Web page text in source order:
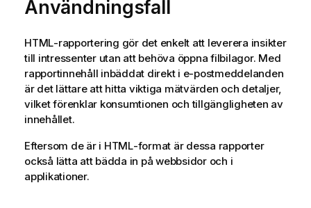
Användningsfall
HTML-rapportering gör det enkelt att leverera insikter
till intressenter utan att behöva öppna filbilagor. Med
rapportinnehåll inbäddat direkt i e-postmeddelanden
är det lättare att hitta viktiga mätvärden och detaljer,
vilket förenklar konsumtionen och tillgängligheten av
innehållet.
Eftersom de är i HTML-format är dessa rapporter
också lätta att bädda in på webbsidor och i
applikationer.